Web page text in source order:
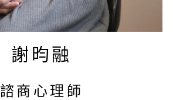
謝昀融
諮商心理師